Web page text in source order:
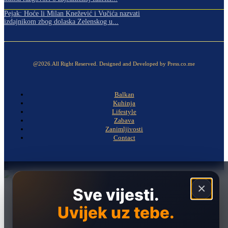
Pejak: Hoće li Milan Knežević i Vučića nazvati
izdajnikom zbog dolaska Zelenskog u...
@2026.All Right Reserved. Designed and Developed by Press.co.me
Balkan
Kuhinja
Lifestyle
Zabava
Zanimljivosti
Contact
×
Sve vijesti.
Uvijek uz tebe.